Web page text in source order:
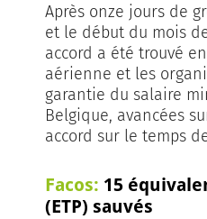
Après onze jours de
et le début du mois
accord a été trouvé
aérienne et les
garantie du salaire
Belgique, avancées
accord sur le temps
Facos: 15
(ETP) sauvés